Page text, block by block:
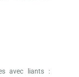
avec liants :